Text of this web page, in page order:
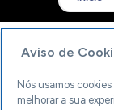
Aviso de
Nós usamos
melhorar a sua